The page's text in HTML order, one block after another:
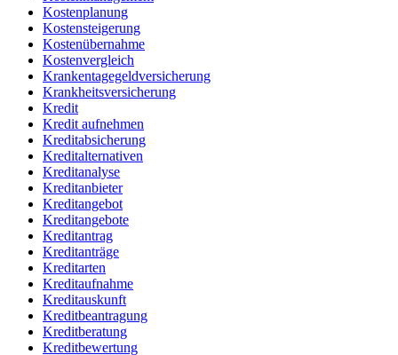
Kostenplanung
Kostensteigerung
Kostenübernahme
Kostenvergleich
Krankentagegeldversicherung
Krankheitsversicherung
Kredit
Kredit aufnehmen
Kreditabsicherung
Kreditalternativen
Kreditanalyse
Kreditanbieter
Kreditangebot
Kreditangebote
Kreditantrag
Kreditanträge
Kreditarten
Kreditaufnahme
Kreditauskunft
Kreditbeantragung
Kreditberatung
Kreditbewertung